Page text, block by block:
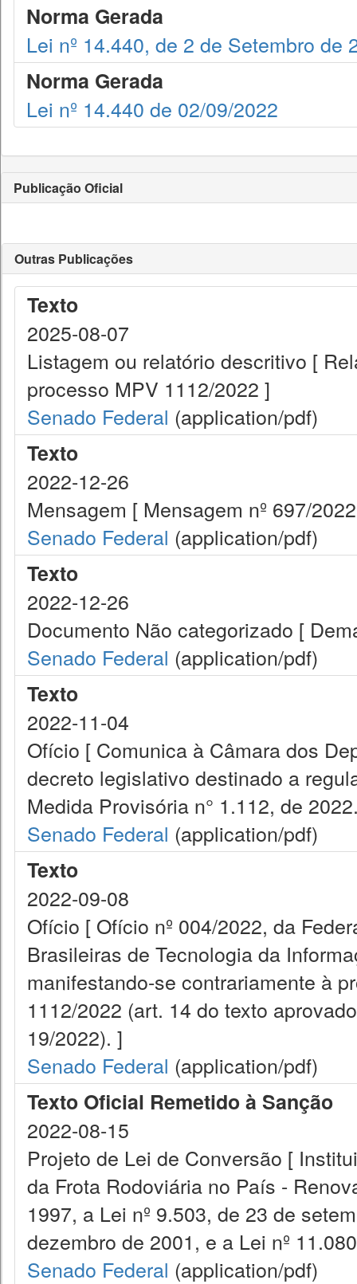
Norma Gerada
Lei nº 14.440, de 2 de Setembro de
Norma Gerada
Lei nº 14.440 de 02/09/2022
Publicação Oficial
Outras Publicações
Texto
2025-08-07
Listagem ou relatório descritivo [
processo MPV 1112/2022 ]
Senado Federal (application/pdf)
Texto
2022-12-26
Mensagem [ Mensagem nº 697/
Senado Federal (application/pdf)
Texto
2022-12-26
Documento Não categorizado [
Senado Federal (application/pdf)
Texto
2022-11-04
Ofício [ Comunica à Câmara dos
decreto legislativo destinado a
Medida Provisória n° 1.112, de
Senado Federal (application/pdf)
Texto
2022-09-08
Ofício [ Ofício nº 004/2022, da
Brasileiras de Tecnologia da
manifestando-se contrariamente à
1112/2022 (art. 14 do texto
19/2022). ]
Senado Federal (application/pdf)
Texto Oficial Remetido à Sanção
2022-08-15
Projeto de Lei de Conversão [
da Frota Rodoviária no País -
1997, a Lei nº 9.503, de 23 de
dezembro de 2001, e a Lei nº
Senado Federal (application/pdf)